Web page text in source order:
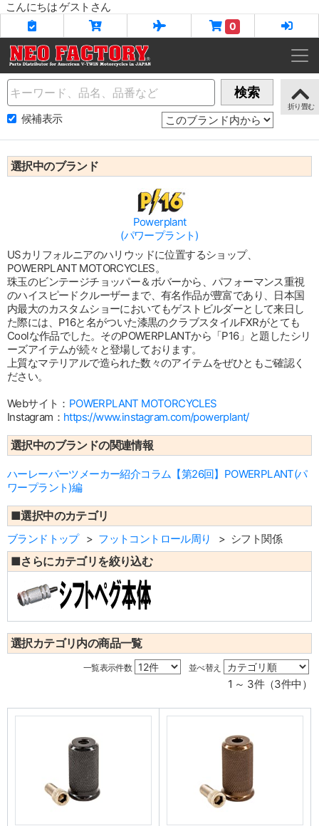
こんにちは ゲストさん
0
Name 検索
候補表示
選択中のブランド
Powerplant
(パワープラント)
USカリフォルニアのハリウッドに位置するショップ、
POWERPLANT MOTORCYCLES。
珠玉のビンテージチョッパー＆ボバーから、パフォーマンス重視
のハイスピードクルーザーまで、有名作品が豊富であり、日本国
内最大のカスタムショーにおいてもゲストビルダーとして来日し
た際には、P16と名がついた漆黒のクラブスタイルFXRがとても
Coolな作品でした。そのPOWERPLANTから「P16」と題したシリ
ーズアイテムが続々と登場しております。
上質なマテリアルで造られた数々のアイテムをぜひともご確認く
ださい。
Webサイト： POWERPLANT MOTORCYCLES
Instagram： https://www.instagram.com/powerplant/
選択中のブランドの関連情報
ハーレーパーツメーカー紹介コラム【第26回】POWERPLANT(パ
ワープラント)編
■選択中のカテゴリ
ブランドトップ フットコントロール周り シフト関係
■さらにカテゴリを絞り込む
選択カテゴリ内の商品一覧
一覧表示件数 並べ替え
1 ～ 3件（3件中）